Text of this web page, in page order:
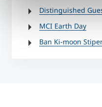
Distinguished
MCI Earth Day
Ban Ki-moon